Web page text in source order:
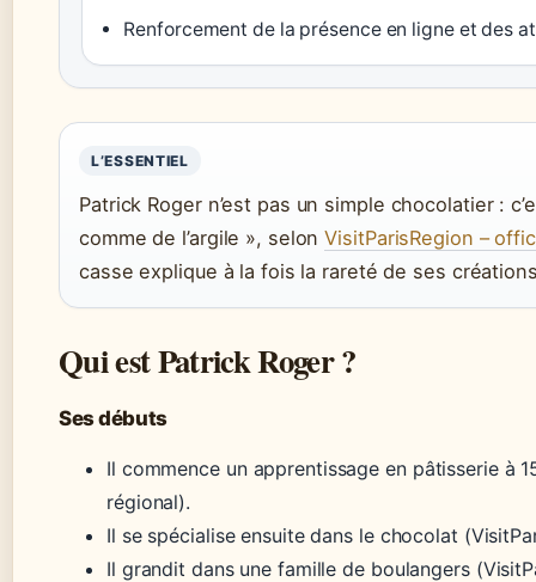
Renforcement de la présence en ligne et des
L’ESSENTIEL
Patrick Roger n’est pas un simple chocolatier :
comme de l’argile », selonVisitParisRegion –
casse explique à la fois la rareté de ses
Qui est Patrick Roger ?
Ses débuts
Il commence un apprentissage en pâtisserie à
régional).
Il se spécialise ensuite dans le chocolat
Il grandit dans une famille de boulangers